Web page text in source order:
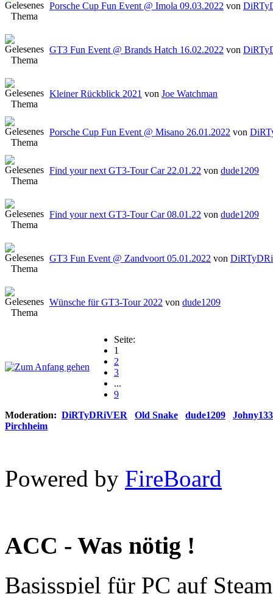
Porsche Cup Fun Event @ Imola 09.03.2022 von
GT3 Fun Event @ Brands Hatch 16.02.2022 von
Kleiner Rückblick 2021 von Joe Watchman
Porsche Cup Fun Event @ Misano 26.01.2022 von
Find your next GT3-Tour Car 22.01.22 von dude1209
Find your next GT3-Tour Car 08.01.22 von dude1209
GT3 Fun Event @ Zandvoort 05.01.2022 von
Wünsche für GT3-Tour 2022 von dude1209
Seite:
1
2
3
...
9
Moderation: DiRTyDRiVER Old Snake dude1209
Pirchheim
Powered by FireBoard
ACC - Was nötig !
Basisspiel für PC auf